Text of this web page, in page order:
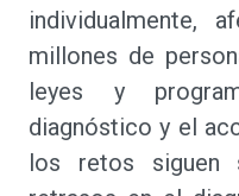
individualmente,
millones de
leyes y
diagnóstico y el
los retos siguen